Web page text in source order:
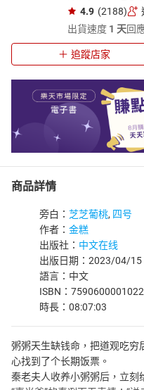
4.9 (2188)
出貨速度 1 天回
追蹤店家
商品詳情
旁白： 芝芝葡桃, 四号
作者： 金糕
出版社： 中文在线
出版日期：2023/04/15
語言：中文
ISBN：7590600001022
時長：08:07:03
粥粥天生缺钱命，把道观吃穷
心找到了个长期饭票。
秦老夫人收养小粥粥后，立刻